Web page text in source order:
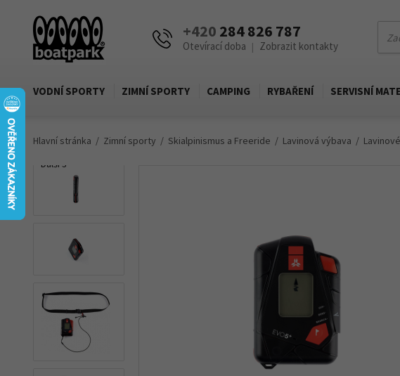
+420 284 826 787
Otevírací doba | Zobrazit kontakty
VODNÍ SPORTY ZIMNÍ SPORTY CAMPING RYBAŘENÍ SERVISNÍ
Hlavní stránka Zimní sporty Skialpinismus a Freeride Lavinová výbava
Další 3